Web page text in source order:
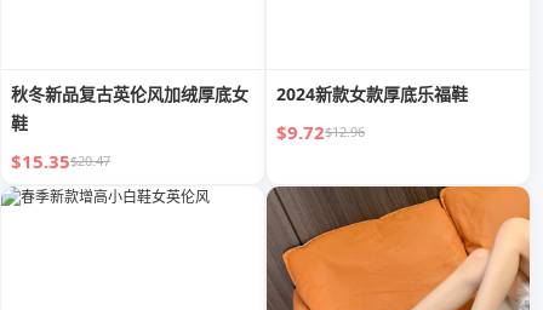
秋冬新品复古英伦风加绒厚底女
鞋
$15.35$20.47
2024新款女款厚底乐福鞋
$9.72$12.96